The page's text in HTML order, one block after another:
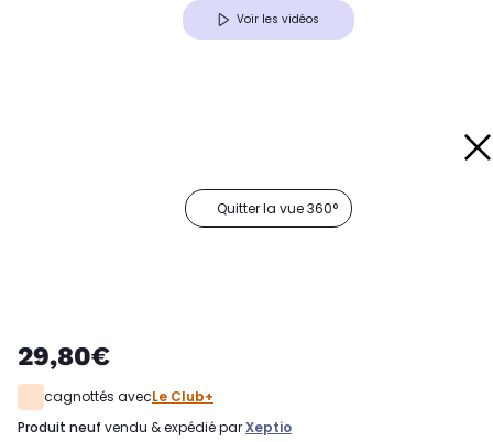
Voir les vidéos
Quitter la vue 360°
29,80€
cagnottés avecLe Club+
produit neuf vendu & expédié parXeptio